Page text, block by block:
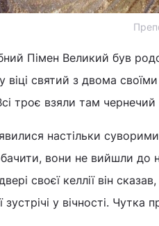
Пімен Великий був
віці святий з двома
троє взяли там
настільки
вони не вийшли до
своєї келлії він
зустрічі у вічності.